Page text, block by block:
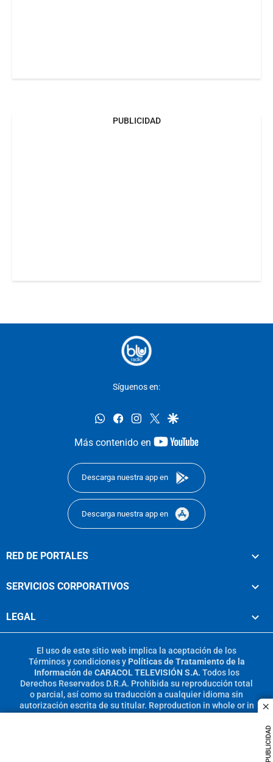
PUBLICIDAD
PUBLICIDAD
Síguenos en:
whatsappfacebookinstagram
twittergoogle
Más contenido en
youtube-
Descarga nuestra app en
Descarga nuestra app en
RED DE PORTALES
SERVICIOS CORPORATIVOS
LEGAL
El uso de este sitio web implica la aceptación de los
Términos y condicionesy Políticas de Tratamiento de la
Información de CARACOL TELEVISIÓN S.A. Todos los
Derechos Reservados D.R.A. Prohibida su reproducción total
o parcial, así como su traducción a cualquier idioma sin
autorización escrita de su titular. Reproduction in whole or in